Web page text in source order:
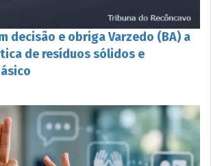
decisão e obriga Varzedo (BA) a
de resíduos sólidos e